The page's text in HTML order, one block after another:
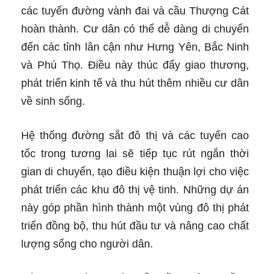
các tuyến đường vành đai và cầu Thượng Cát
hoàn thành. Cư dân có thể dễ dàng di chuyển
đến các tỉnh lân cận như Hưng Yên, Bắc Ninh
và Phú Thọ. Điều này thúc đẩy giao thương,
phát triển kinh tế và thu hút thêm nhiều cư dân
về sinh sống.
Hệ thống đường sắt đô thị và các tuyến cao
tốc trong tương lai sẽ tiếp tục rút ngắn thời
gian di chuyển, tạo điều kiện thuận lợi cho việc
phát triển các khu đô thị vệ tinh. Những dự án
này góp phần hình thành một vùng đô thị phát
triển đồng bộ, thu hút đầu tư và nâng cao chất
lượng sống cho người dân.